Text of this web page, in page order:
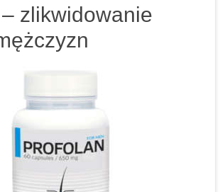
zlikwidowanie